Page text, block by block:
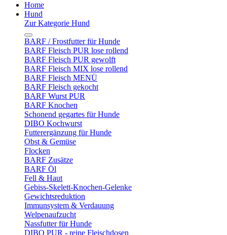
Home
Hund
Zur Kategorie Hund
BARF / Frostfutter für Hunde
BARF Fleisch PUR lose rollend
BARF Fleisch PUR gewolft
BARF Fleisch MIX lose rollend
BARF Fleisch MENÜ
BARF Fleisch gekocht
BARF Wurst PUR
BARF Knochen
Schonend gegartes für Hunde
DIBO Kochwurst
Futterergänzung für Hunde
Obst & Gemüse
Flocken
BARF Zusätze
BARF Öl
Fell & Haut
Gebiss-Skelett-Knochen-Gelenke
Gewichtsreduktion
Immunsystem & Verdauung
Welpenaufzucht
Nassfutter für Hunde
DIBO PUR - reine Fleischdosen